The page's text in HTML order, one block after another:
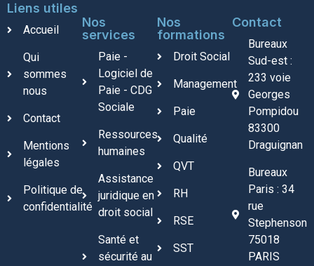
Liens utiles
Accueil
Qui
sommes
nous
Contact
Mentions
légales
Politique de
confidentialité
Nos
services
Paie -
Logiciel de
Paie - CDG
Sociale
Ressources
humaines
Assistance
juridique en
droit social
Santé et
sécurité au
Nos
formations
Droit Social
Management
Paie
Qualité
QVT
RH
RSE
SST
Contact
Bureaux
Sud-est :
233 voie
Georges
Pompidou
83300
Draguignan
Bureaux
Paris : 34
rue
Stephenson
75018
PARIS